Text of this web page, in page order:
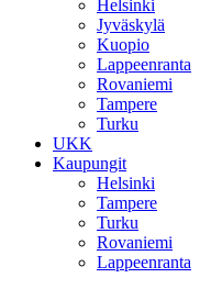
Helsinki
Jyväskylä
Kuopio
Lappeenranta
Rovaniemi
Tampere
Turku
UKK
Kaupungit
Helsinki
Tampere
Turku
Rovaniemi
Lappeenranta